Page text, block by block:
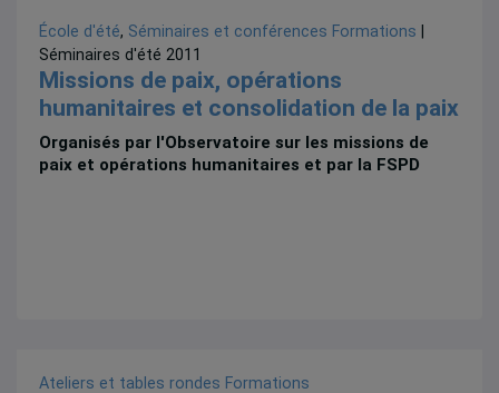
École d'été, Séminaires et conférences Formations
Séminaires d'été 2011
Missions de paix, opérations
humanitaires et consolidation de la paix
Organisés par l'Observatoire sur les missions de
paix et opérations humanitaires et par la FSPD
Ateliers et tables rondes Formations